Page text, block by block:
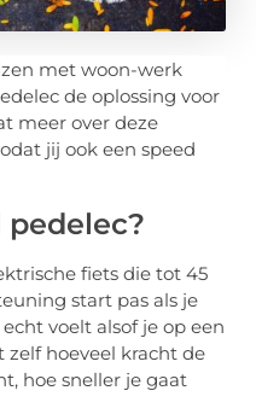
met woon-werk
de oplossing voor
meer over deze
jij ook een speed
pedelec?
fiets die tot 45
start pas als je
voelt alsof je op een
zelf hoeveel kracht de
hoe sneller je gaat